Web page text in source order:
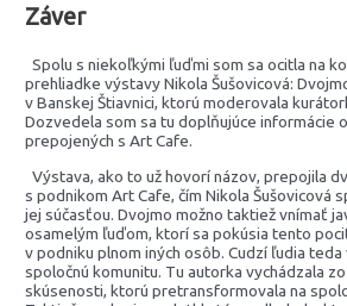
Záver
Spolu s niekoľkými ľuďmi som sa ocitla na
prehliadke výstavy Nikola Šušovicová:
v Banskej Štiavnici, ktorú moderovala
Dozvedela som sa tu doplňujúce informácie
prepojených s Art Cafe.
Výstava, ako to už hovorí názov, prepojila
s podnikom Art Cafe, čím Nikola Šušovicová
jej súčasťou. Dvojmo možno taktiež vnímať
osamelým ľuďom, ktorí sa pokúsia tento
v podniku plnom iných osôb. Cudzí ľudia
spoločnú komunitu. Tu autorka vychádzala
skúsenosti, ktorú pretransformovala na